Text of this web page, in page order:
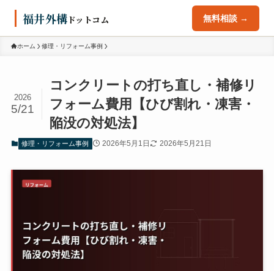
福井外構 ドットコム 無料相談 →
ホーム 修理・リフォーム事例
コンクリートの打ち直し・補修リ
フォーム費用【ひび割れ・凍害・
陥没の対処法】
2026
5/21
修理・リフォーム事例 2026年5月1日 2026年5月21日